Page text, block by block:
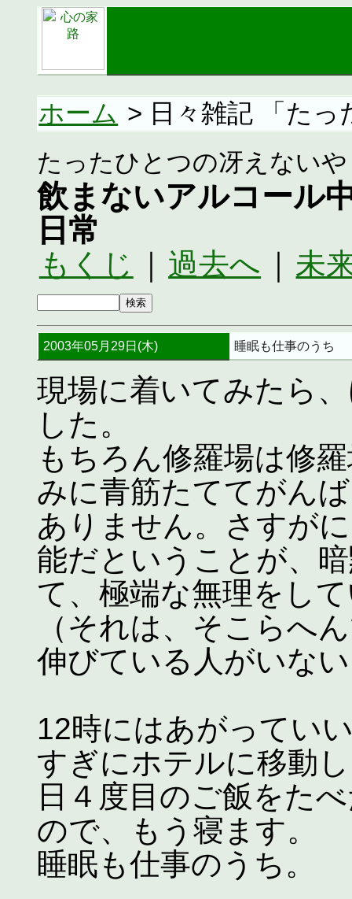
ホーム > 日々雑記 「た
たったひとつの冴えない
飲まないアルコール
日常
もくじ 過去へ 未
2003年05月29日(木) 睡眠も仕事のうち
現場に着いてみたら
した。
もちろん修羅場は修
みに青筋たててがん
ありません。さすが
能だということが、
て、極端な無理をし
（それは、そこらへ
伸びている人がいな
12時にはあがってい
すぎにホテルに移動
日４度目のご飯をた
ので、もう寝ます。
睡眠も仕事のうち。